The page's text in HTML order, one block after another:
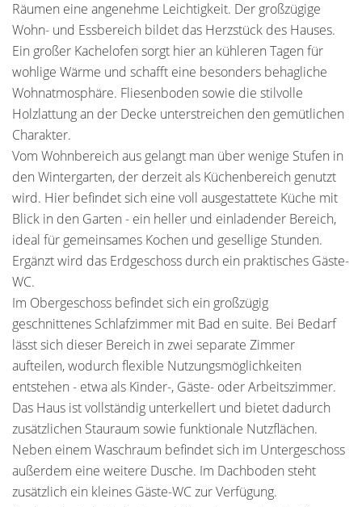
Räumen eine angenehme Leichtigkeit. Der großzügige
Wohn- und Essbereich bildet das Herzstück des Hauses.
Ein großer Kachelofen sorgt hier an kühleren Tagen für
wohlige Wärme und schafft eine besonders behagliche
Wohnatmosphäre. Fliesenboden sowie die stilvolle
Holzlattung an der Decke unterstreichen den gemütlichen
Charakter.
Vom Wohnbereich aus gelangt man über wenige Stufen in
den Wintergarten, der derzeit als Küchenbereich genutzt
wird. Hier befindet sich eine voll ausgestattete Küche mit
Blick in den Garten - ein heller und einladender Bereich,
ideal für gemeinsames Kochen und gesellige Stunden.
Ergänzt wird das Erdgeschoss durch ein praktisches Gäste-
WC.
Im Obergeschoss befindet sich ein großzügig
geschnittenes Schlafzimmer mit Bad en suite. Bei Bedarf
lässt sich dieser Bereich in zwei separate Zimmer
aufteilen, wodurch flexible Nutzungsmöglichkeiten
entstehen - etwa als Kinder-, Gäste- oder Arbeitszimmer.
Das Haus ist vollständig unterkellert und bietet dadurch
zusätzlichen Stauraum sowie funktionale Nutzflächen.
Neben einem Waschraum befindet sich im Untergeschoss
außerdem eine weitere Dusche. Im Dachboden steht
zusätzlich ein kleines Gäste-WC zur Verfügung.